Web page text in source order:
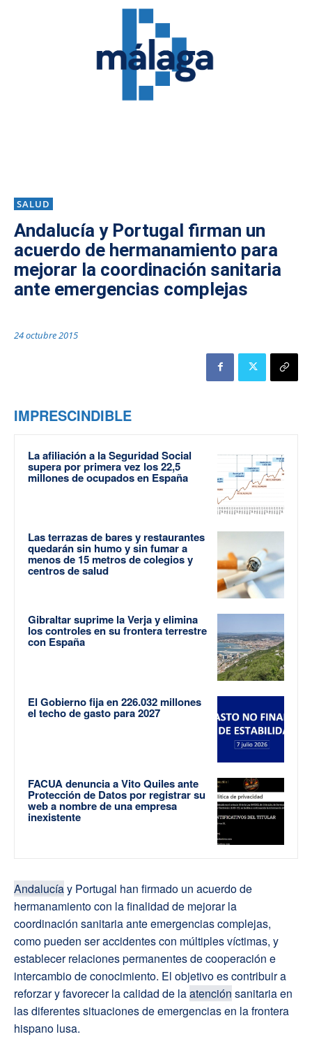
SALUD
Andalucía y Portugal firman un
acuerdo de hermanamiento para
mejorar la coordinación sanitaria
ante emergencias complejas
24 octubre 2015
IMPRESCINDIBLE
La afiliación a la Seguridad Social
supera por primera vez los 22,5
millones de ocupados en España
Las terrazas de bares y restaurantes
quedarán sin humo y sin fumar a
menos de 15 metros de colegios y
centros de salud
Gibraltar suprime la Verja y elimina
los controles en su frontera terrestre
con España
El Gobierno fija en 226.032 millones
el techo de gasto para 2027
FACUA denuncia a Vito Quiles ante
Protección de Datos por registrar su
web a nombre de una empresa
inexistente
Andalucíay Portugal han firmado un acuerdo de
hermanamiento con la finalidad de mejorar la
coordinación sanitaria ante emergencias complejas,
como pueden ser accidentes con múltiples víctimas, y
establecer relaciones permanentes de cooperación e
intercambio de conocimiento. El objetivo es contribuir a
reforzar y favorecer la calidad de laatención sanitaria en
las diferentes situaciones de emergencias en la frontera
hispano lusa.